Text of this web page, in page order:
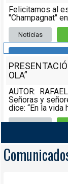
Felicitamos al
"Champagnat"
Noticias
OLA”
AUTOR:
Señoras y
dice: “En la vida